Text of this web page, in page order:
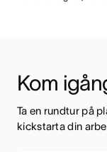
Kom
Ta en rundtur på
kickstarta din